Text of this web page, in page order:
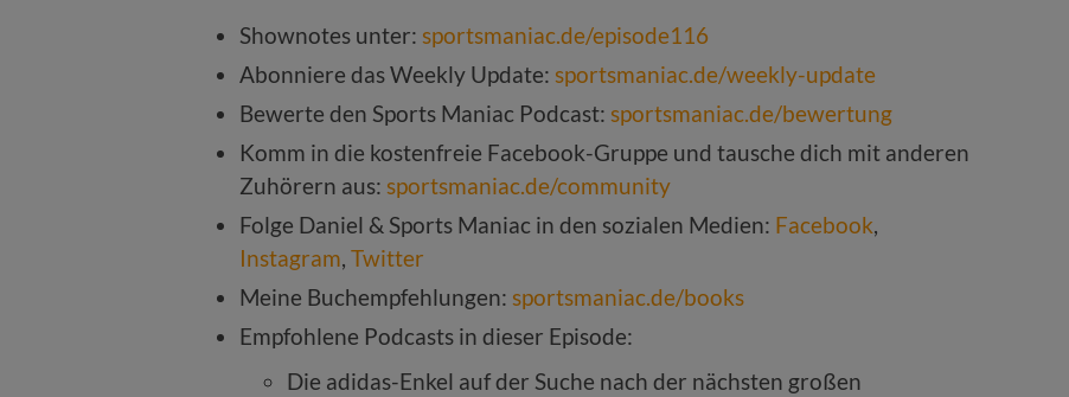
Shownotes unter: sportsmaniac.de/episode116
Abonniere das Weekly Update: sportsmaniac.de/weekly-update
Bewerte den Sports Maniac Podcast: sportsmaniac.de/bewertung
Komm in die kostenfreie Facebook-Gruppe und tausche dich mit anderen
Zuhörern aus: sportsmaniac.de/community
Folge Daniel & Sports Maniac in den sozialen Medien: Facebook
Instagram Twitter
Meine Buchempfehlungen: sportsmaniac.de/books
Empfohlene Podcasts in dieser Episode:
Die adidas-Enkel auf der Suche nach der nächsten großen